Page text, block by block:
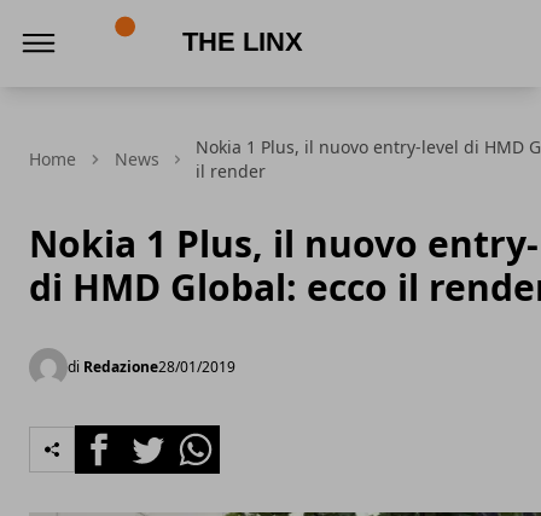
Home News
Nokia 1 Plus, il nuovo entry-level di HMD
il render
Nokia 1 Plus, il nuovo
di HMD Global: ecco il
di Redazione28/01/2019
FacebookTwitterWhatsapp